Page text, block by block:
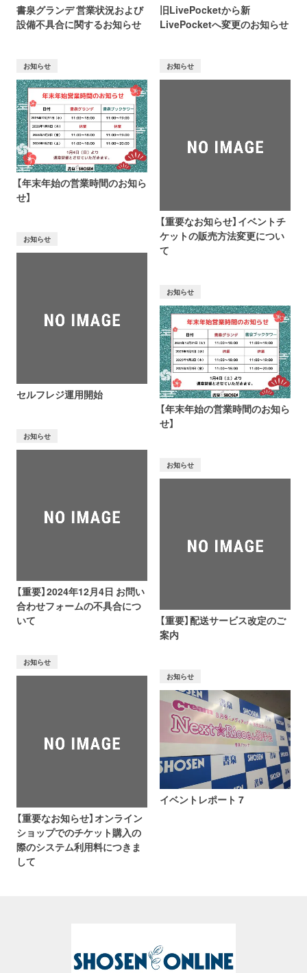
書泉グランデ 営業状況および
設備不具合に関するお知らせ
旧LivePocketから新
LivePocketへ変更のお知らせ
お知らせ
【年末年始の営業時間のお知ら
せ】
お知らせ
【重要なお知らせ】イベントチ
ケットの販売方法変更につい
て
お知らせ
セルフレジ運用開始
お知らせ
【年末年始の営業時間のお知ら
せ】
お知らせ
【重要】2024年12月4日 お問い
合わせフォームの不具合につ
いて
お知らせ
【重要】配送サービス改定のご
案内
お知らせ
【重要なお知らせ】オンライン
ショップでのチケット購入の
際のシステム利用料につきま
して
お知らせ
イベントレポート 7